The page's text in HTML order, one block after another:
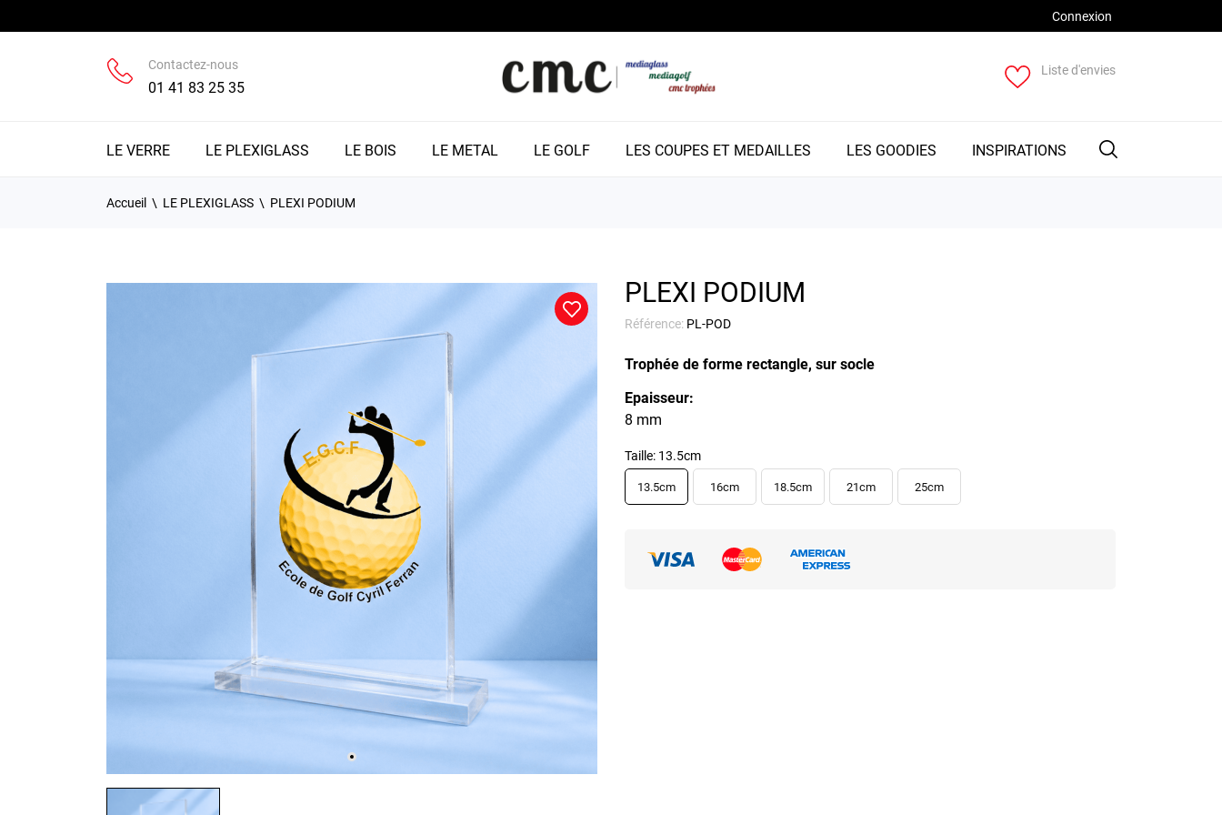
Connexion
Contactez-nous
01 41 83 25 35
Liste d'envies
LE VERRE LE PLEXIGLASS LE BOIS LE METAL LE GOLF LES COUPES ET MEDAILLES LES GOODIES INSPIRATIONS
Accueil LE PLEXIGLASS PLEXI PODIUM
PLEXI PODIUM
Référence: PL-POD
Trophée de forme rectangle, sur socle
Epaisseur:
8 mm
Taille: 13.5cm
13.5cm 16cm 18.5cm 21cm 25cm